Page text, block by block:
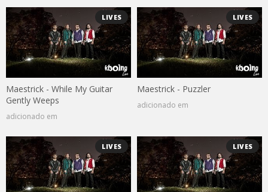
LIVES
Maestrick - While My Guitar
Gently Weeps
adicionado em
LIVES
Maestrick - Puzzler
adicionado em
LIVES LIVES